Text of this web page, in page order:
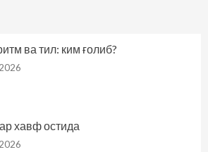
ва тил: ким ғолиб?
хавф остида